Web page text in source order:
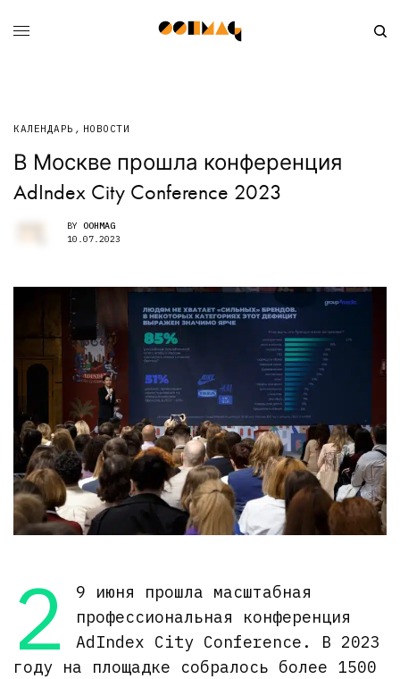
КАЛЕНДАРЬ , НОВОСТИ
В Москве прошла конференция
AdIndex City Conference 2023
BY OOHMAG
10.07.2023
2
9 июня прошла масштабная
профессиональная конференция
AdIndex City Conference. В 2023
году на площадке собралось более 1500